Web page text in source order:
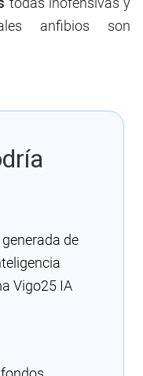
anfibios son
de
Vigo25 IA